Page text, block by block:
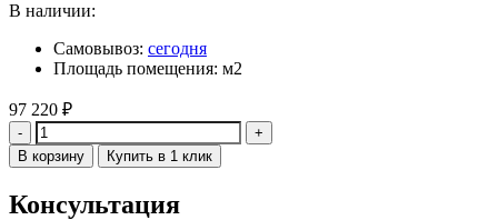
В наличии:
Самовывоз: сегодня
Площадь помещения: м2
97 220 ₽
Количество
В корзину Купить в 1 клик
Консультация